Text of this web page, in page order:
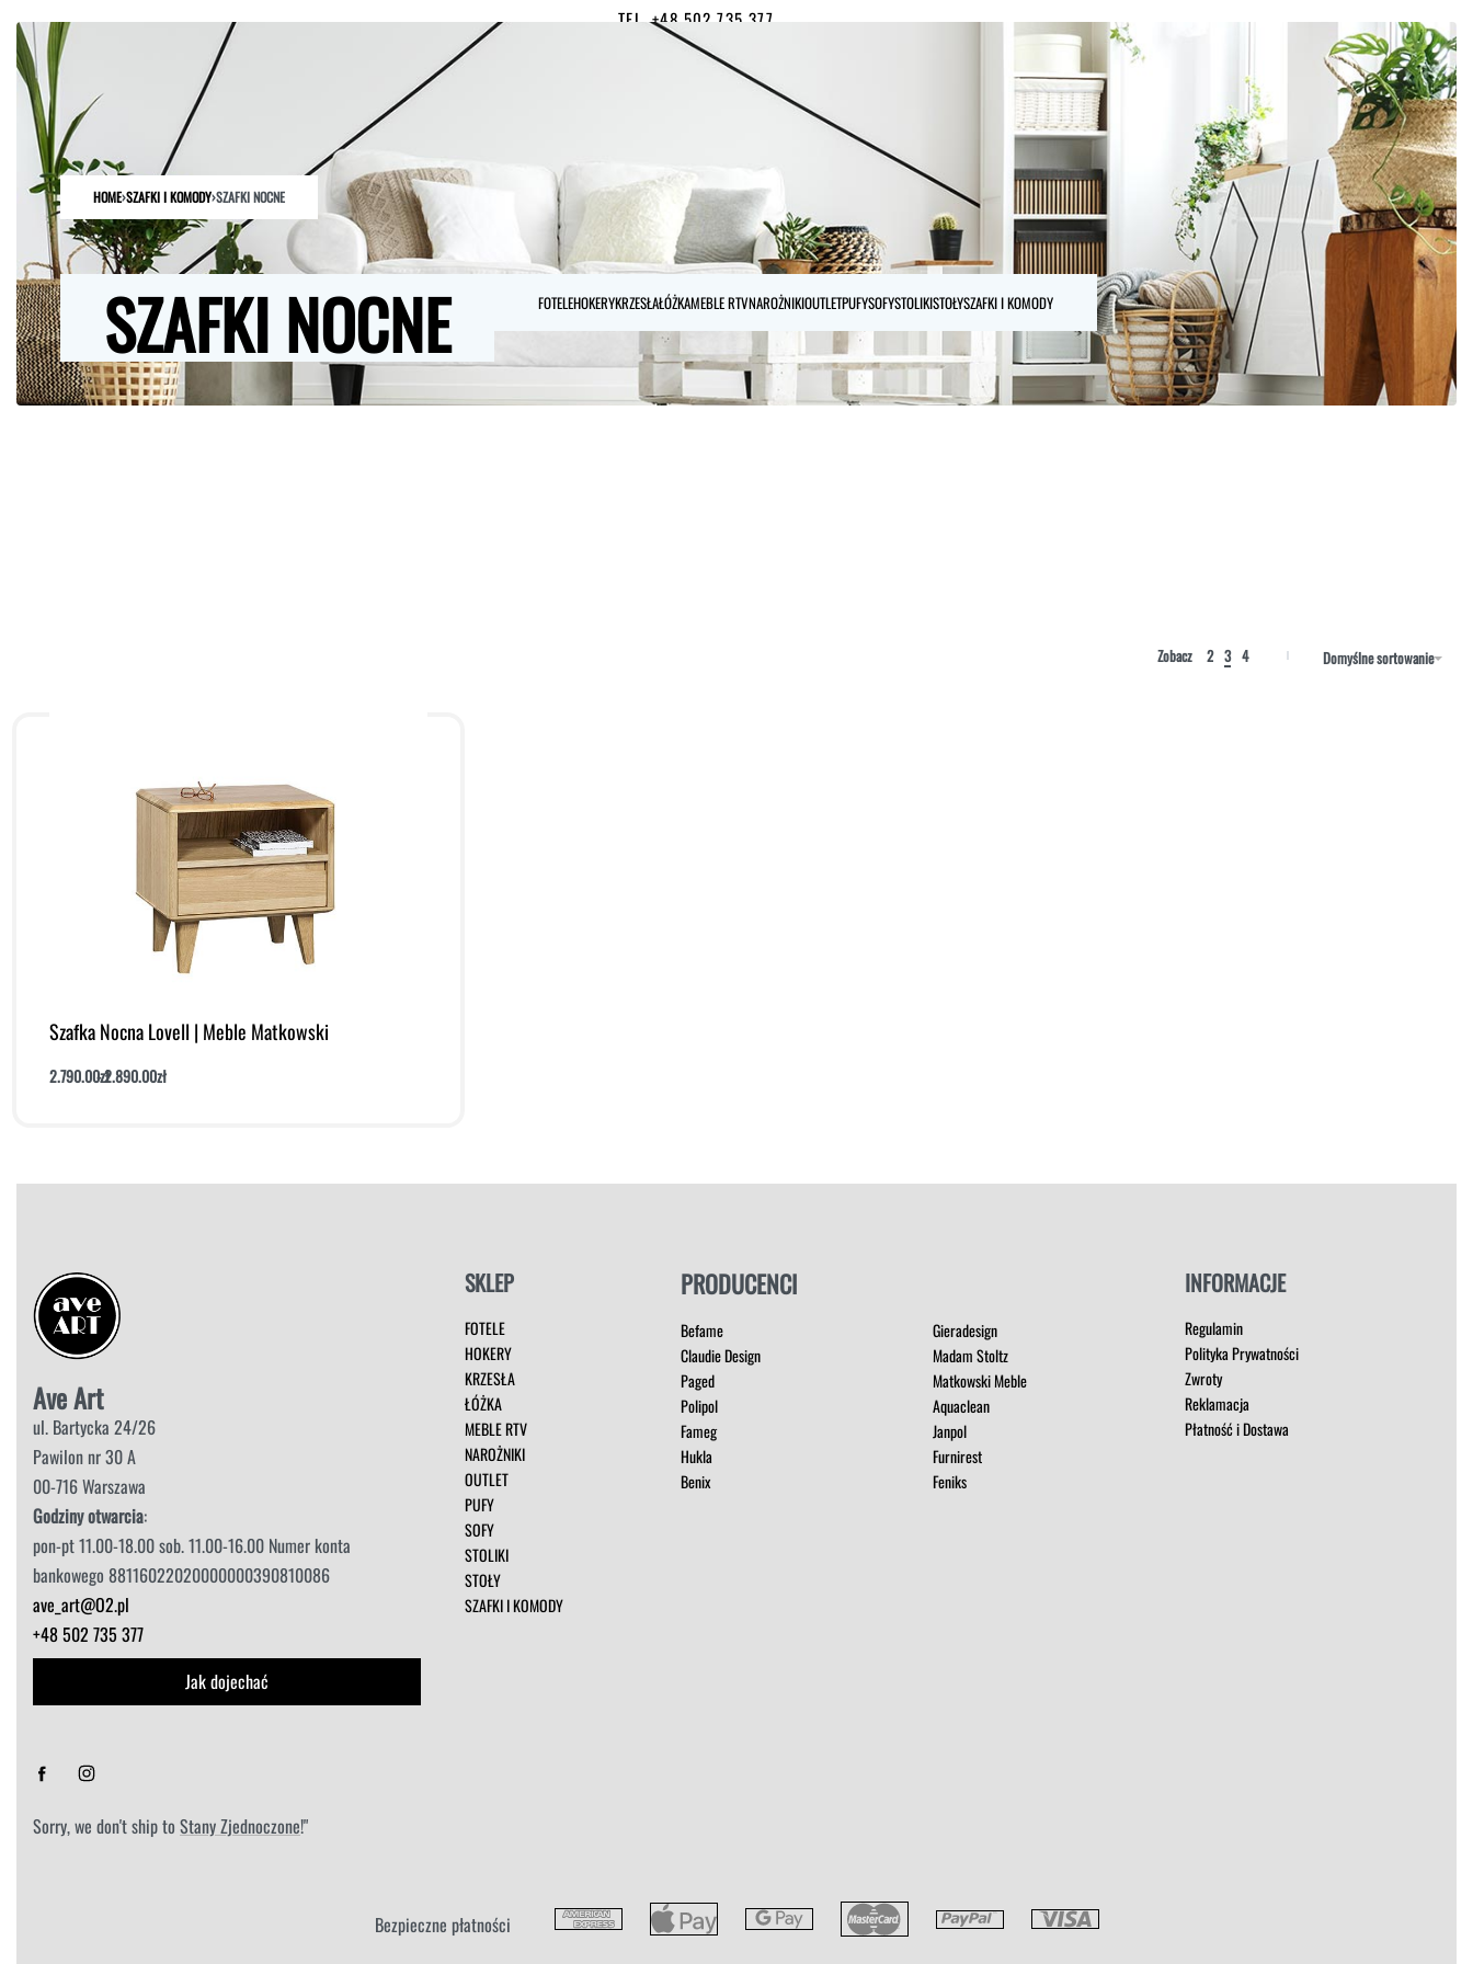
TEL. +48 502 735 377
HOME SKLEP ARCHITEKCI
HOME›SZAFKI I KOMODY›SZAFKI NOCNE
SZAFKI NOCNE FOTELEHOKERYKRZESŁAŁÓŻKAMEBLE RTVNAROŻNIKIOUTLETPUFYSOFYSTOLIKISTOŁYSZAFKI I KOMODY
Zobacz 2 3 4 Domyślne sortowanie
Szafka Nocna Lovell | Meble Matkowski
2.790.00zł2.890.00zł
Ave Art
ul. Bartycka 24/26
Pawilon nr 30 A
00-716 Warszawa
Godziny otwarcia:
pon-pt 11.00-18.00 sob. 11.00-16.00 Numer konta
bankowego 88116022020000000390810086
ave_art@O2.pl
+48 502 735 377
Jak dojechać
Sorry, we don't ship to Stany Zjednoczone!"
SKLEP
FOTELE
HOKERY
KRZESŁA
ŁÓŻKA
MEBLE RTV
NAROŻNIKI
OUTLET
PUFY
SOFY
STOLIKI
STOŁY
SZAFKI I KOMODY
PRODUCENCI
Befame
Claudie Design
Paged
Polipol
Fameg
Hukla
Benix
Gieradesign
Madam Stoltz
Matkowski Meble
Aquaclean
Janpol
Furnirest
Feniks
INFORMACJE
Regulamin
Polityka Prywatności
Zwroty
Reklamacja
Płatność i Dostawa
Bezpieczne płatności